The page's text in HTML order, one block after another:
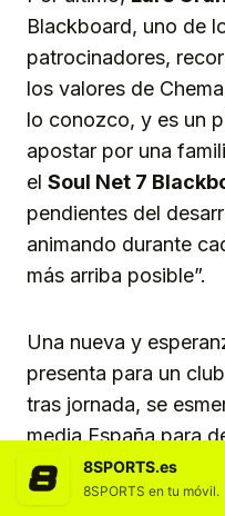
Blackboard, uno de
patrocinadores,
los valores de
lo conozco, y es un
apostar por una
el Soul Net 7
pendientes del
animando durante
más arriba posible”.
Una nueva y
presenta para un
tras jornada, se
media España para
playa canario muy
8SPORTS.es
8SPORTS en tu móvil.